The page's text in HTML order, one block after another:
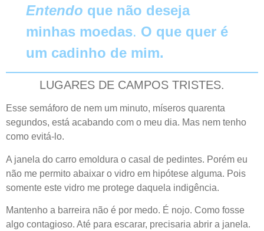
Entendo que não deseja
minhas moedas. O que quer é
um cadinho de mim.
LUGARES DE CAMPOS TRISTES.
Esse semáforo de nem um minuto, míseros quarenta
segundos, está acabando com o meu dia. Mas nem tenho
como evitá-lo.
A janela do carro emoldura o casal de pedintes. Porém eu
não me permito abaixar o vidro em hipótese alguma. Pois
somente este vidro me protege daquela indigência.
Mantenho a barreira não é por medo. É nojo. Como fosse
algo contagioso. Até para escarar, precisaria abrir a janela.